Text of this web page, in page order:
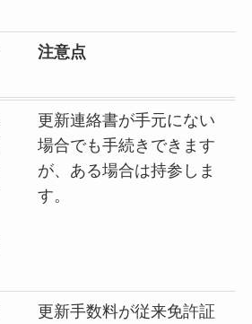
注意点
更新連絡書が手元にない
場合でも手続きできます
が、ある場合は持参しま
す。
更新手数料が従来免許証